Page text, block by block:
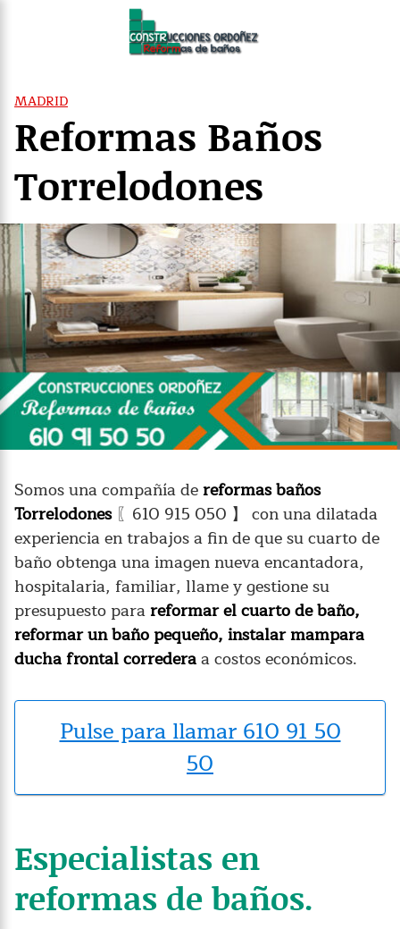
MADRID
Reformas Baños
Torrelodones
Somos una compañía dereformas baños
Torrelodones〖610 915 050 】 con una dilatada
experiencia en trabajos a fin de que su cuarto de
baño obtenga una imagen nueva encantadora,
hospitalaria, familiar, llame y gestione su
presupuesto parareformar el cuarto de baño,
reformar un baño pequeño, instalar mampara
ducha frontal correderaa costos económicos.
Pulse para llamar 610 91 50
50
Especialistas en
reformas de baños.